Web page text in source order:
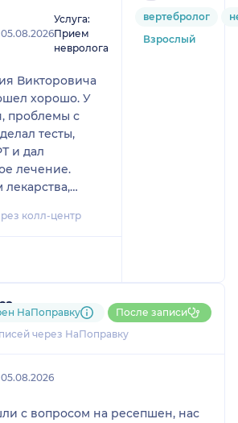
05.08.2026
Услуга:
Прием
невролога
Викторовича
хорошо. У
проблемы с
тесты,
и дал
лечение.
колл-центр
вертебролог
Взрослый
через НаПоправку
НаПоправку После записи
05.08.2026
с вопросом на ресепшен, нас